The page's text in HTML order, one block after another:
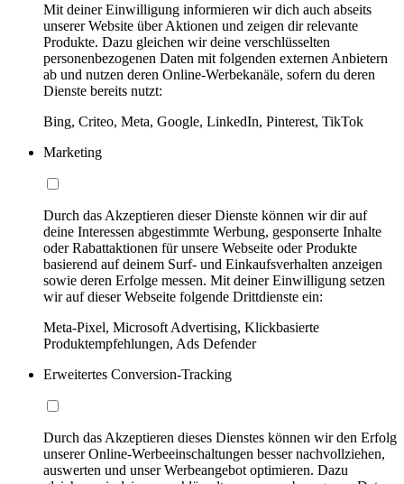
Mit deiner Einwilligung informieren wir dich auch abseits
unserer Website über Aktionen und zeigen dir relevante
Produkte. Dazu gleichen wir deine verschlüsselten
personenbezogenen Daten mit folgenden externen Anbietern
ab und nutzen deren Online-Werbekanäle, sofern du deren
Dienste bereits nutzt:
Bing, Criteo, Meta, Google, LinkedIn, Pinterest, TikTok
Marketing
Durch das Akzeptieren dieser Dienste können wir dir auf
deine Interessen abgestimmte Werbung, gesponserte Inhalte
oder Rabattaktionen für unsere Webseite oder Produkte
basierend auf deinem Surf- und Einkaufsverhalten anzeigen
sowie deren Erfolge messen. Mit deiner Einwilligung setzen
wir auf dieser Webseite folgende Drittdienste ein:
Meta-Pixel, Microsoft Advertising, Klickbasierte
Produktempfehlungen, Ads Defender
Erweitertes Conversion-Tracking
Durch das Akzeptieren dieses Dienstes können wir den Erfolg
unserer Online-Werbeeinschaltungen besser nachvollziehen,
auswerten und unser Werbeangebot optimieren. Dazu